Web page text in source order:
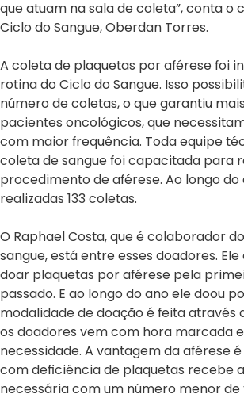
que atuam na sala de coleta”, conta o
Ciclo do Sangue, Oberdan Torres.
A coleta de plaquetas por aférese foi
rotina do Ciclo do Sangue. Isso
número de coletas, o que garantiu
pacientes oncológicos, que
com maior frequência. Toda equipe
coleta de sangue foi capacitada para
procedimento de aférese. Ao longo
realizadas 133 coletas.
O Raphael Costa, que é colaborador
sangue, está entre esses doadores.
doar plaquetas por aférese pela
passado. E ao longo do ano ele doou
modalidade de doação é feita através
os doadores vem com hora marcada
necessidade. A vantagem da aférese
com deficiência de plaquetas recebe
necessária com um número menor de